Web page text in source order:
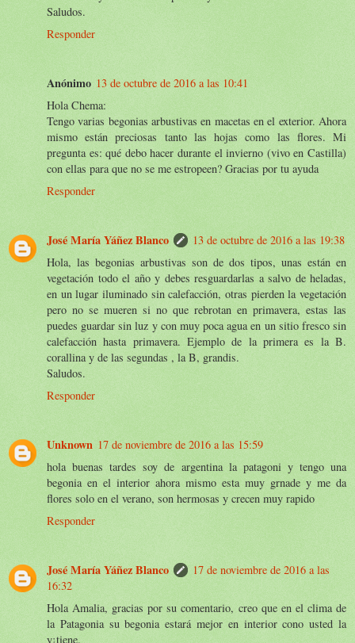
Saludos.
Responder
Anónimo 13 de octubre de 2016 a las 10:41
Hola Chema:
Tengo varias begonias arbustivas en macetas en el exterior. Ahora
mismo están preciosas tanto las hojas como las flores. Mi
pregunta es: qué debo hacer durante el invierno (vivo en Castilla)
con ellas para que no se me estropeen? Gracias por tu ayuda
Responder
José María Yáñez Blanco
13 de octubre de 2016 a las 19:38
Hola, las begonias arbustivas son de dos tipos, unas están en
vegetación todo el año y debes resguardarlas a salvo de heladas,
en un lugar iluminado sin calefacción, otras pierden la vegetación
pero no se mueren si no que rebrotan en primavera, estas las
puedes guardar sin luz y con muy poca agua en un sitio fresco sin
calefacción hasta primavera. Ejemplo de la primera es la B.
corallina y de las segundas , la B, grandis.
Saludos.
Responder
Unknown 17 de noviembre de 2016 a las 15:59
hola buenas tardes soy de argentina la patagoni y tengo una
begonia en el interior ahora mismo esta muy grnade y me da
flores solo en el verano, son hermosas y crecen muy rapido
Responder
José María Yáñez Blanco
17 de noviembre de 2016 a las
16:32
Hola Amalia, gracias por su comentario, creo que en el clima de
la Patagonia su begonia estará mejor en interior cono usted la
y¡tiene.